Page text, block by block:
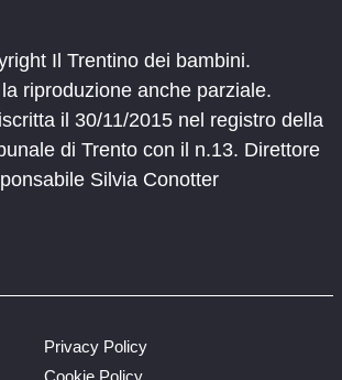
Il Trentino dei bambini.
riproduzione anche parziale.
il 30/11/2015 nel registro della
di Trento con il n.13. Direttore
Silvia Conotter
Privacy Policy